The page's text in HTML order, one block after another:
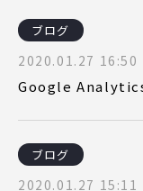
ブログ
2020.01.27 16:50
Google Analytics
ブログ
2020.01.27 15:11